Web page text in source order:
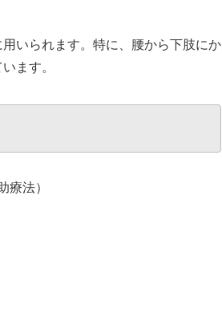
いられます。特に、腰から下肢にか
ます。
療法）